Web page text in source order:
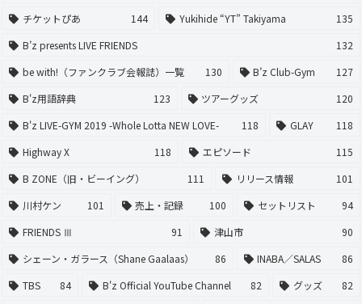
チケットぴあ
144 Yukihide “YT” Takiyama
135
B’z presents LIVE FRIENDS
132
be with!（ファンクラブ会報誌）一覧
130 B’z Club-Gym
127
B'z用語辞典
123 ツアーグッズ
120
B'z LIVE-GYM 2019 -Whole Lotta NEW LOVE-
118 GLAY
118
Highway X
118 エピソード
115
B ZONE（旧・ビーイング）
111 リリース情報
101
川村ケン
101 売上・記録 100 セットリスト
94
FRIENDS Ⅲ
91 津山市
90
シェーン・ガラース（Shane Gaalaas）
86 INABA／SALAS
86
TBS
84 B'z Official YouTube Channel 82 グッズ
82